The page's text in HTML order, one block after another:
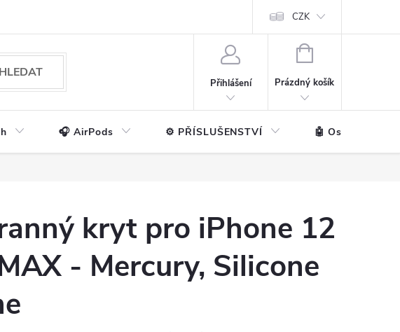
CZK
HLEDAT
Přihlášení
NÁKUPNÍ
Prázdný košík
🎧 AirPods ⚙️ PŘÍSLUŠENSTVÍ 🤖 Ostatní
kryt pro iPhone 12
- Mercury, Silicone